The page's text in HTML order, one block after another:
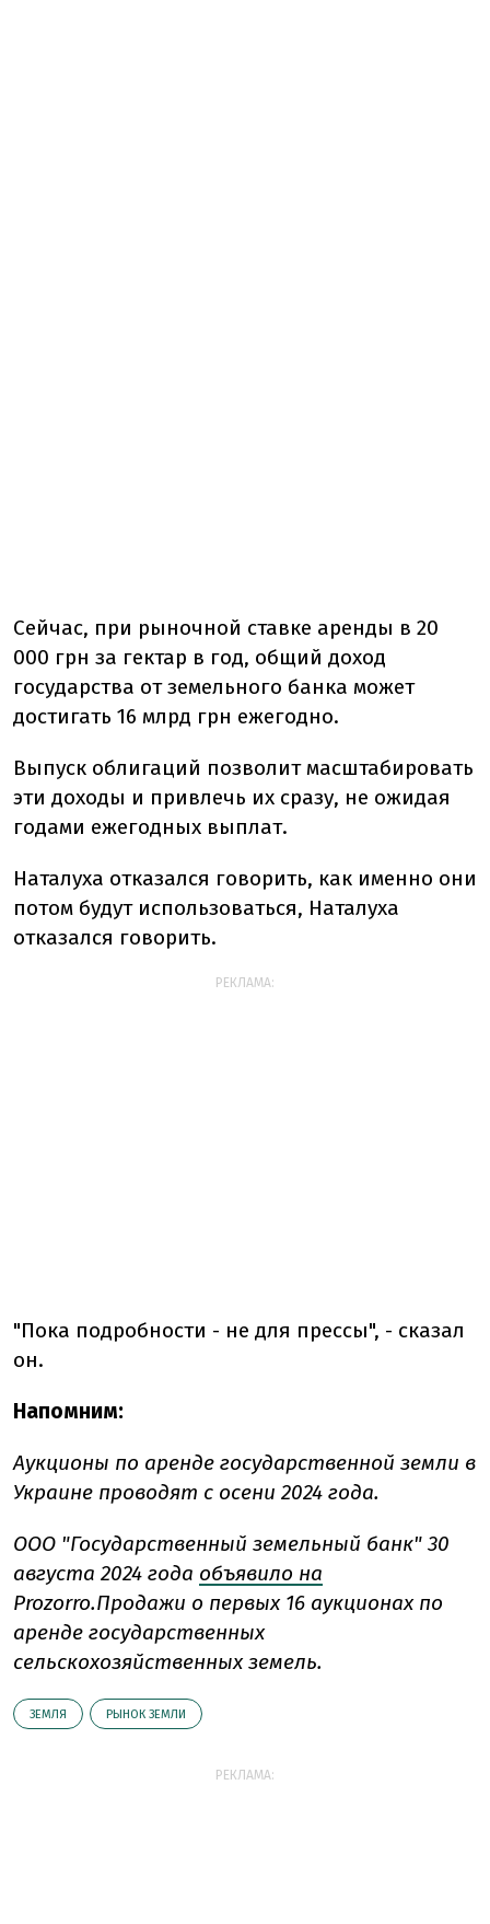
Сейчас, при рыночной ставке аренды в 20
000 грн за гектар в год, общий доход
государства от земельного банка может
достигать 16 млрд грн ежегодно.
Выпуск облигаций позволит масштабировать
эти доходы и привлечь их сразу, не ожидая
годами ежегодных выплат.
Наталуха отказался говорить, как именно они
потом будут использоваться, Наталуха
отказался говорить.
РЕКЛАМА:
"Пока подробности - не для прессы", - сказал
он.
Напомним:
Аукционы по аренде государственной земли в
Украине проводят с осени 2024 года.
ООО "Государственный земельный банк" 30
августа 2024 года объявило на
Prozorro.Продажи о первых 16 аукционах по
аренде государственных
сельскохозяйственных земель.
ЗЕМЛЯ РЫНОК ЗЕМЛИ
РЕКЛАМА: